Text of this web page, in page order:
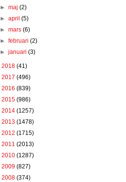
►maj(2)
►april(5)
►mars(6)
►februari(2)
►januari(3)
2018 (41)
2017 (496)
2016 (839)
2015 (986)
2014 (1257)
2013 (1478)
2012 (1715)
2011 (2013)
2010 (1287)
2009 (827)
2008 (374)